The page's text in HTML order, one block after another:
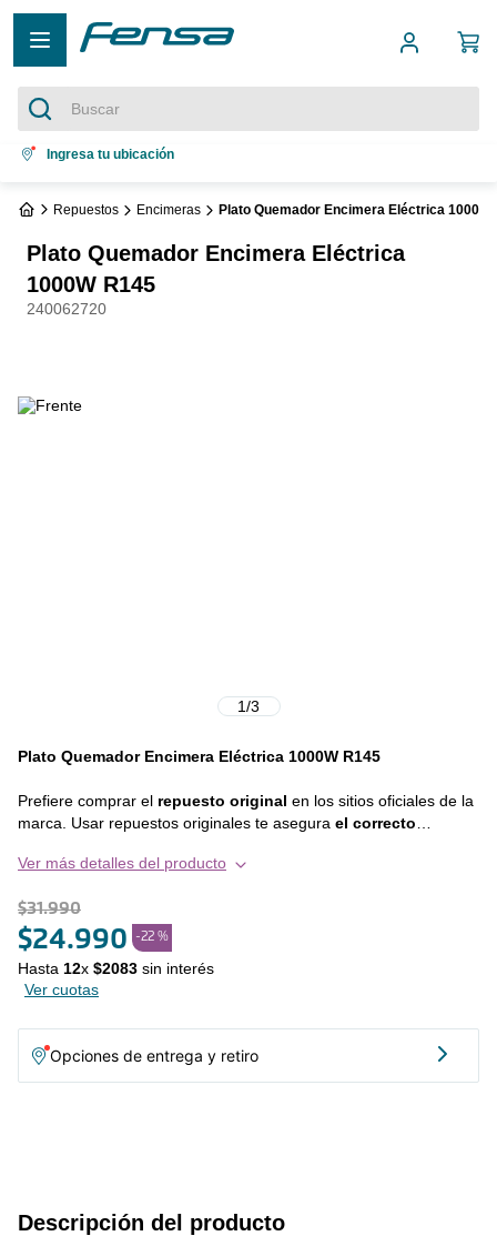
Buscar
Términos más buscados
bottom freezer
4. refrigerador no frost
Ingresa tu ubicación
Repuestos Encimeras Plato Quemador Encimera Eléctrica 1000W
Plato Quemador Encimera Eléctrica
1000W R145
240062720
1/3
Plato Quemador Encimera Eléctrica 1000W R145
Prefiere comprar el repuesto original en los sitios oficiales de la
marca. Usar repuestos originales te asegura el correcto
mismo, en otras palabras, prefiere siempre invertir en calidad y
modelos : • FEE 2E • MEE- 2E
Ver más detalles del producto
$31.990
$24.990 -22 %
Hasta 12x $2083 sin interés
Ver cuotas
Opciones de entrega y retiro
Descripción del producto